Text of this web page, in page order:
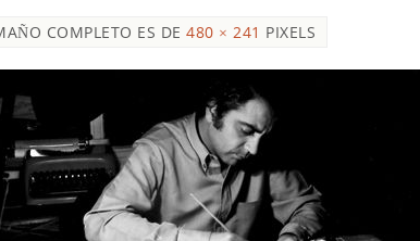
COMPLETO ES DE 480 × 241 PIXELS